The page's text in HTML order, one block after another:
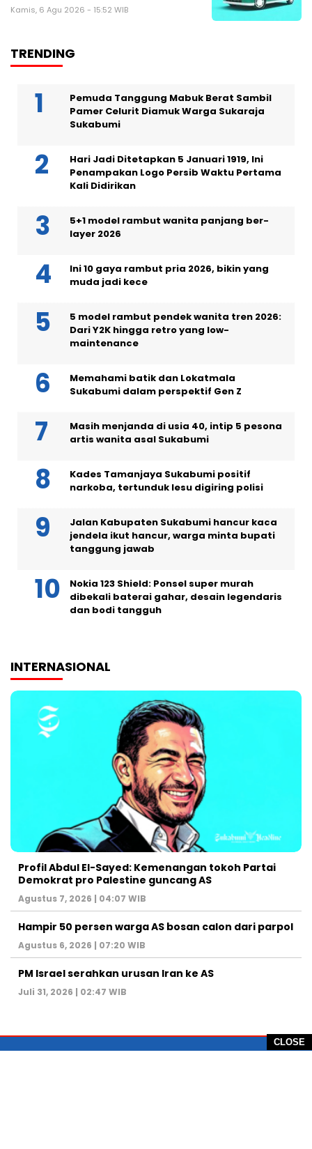
CLOSE
Kamis, 6 Agu 2026 - 15:52 WIB
TRENDING
Pemuda Tanggung Mabuk Berat Sambil
Pamer Celurit Diamuk Warga Sukaraja
Sukabumi
Hari Jadi Ditetapkan 5 Januari 1919, Ini
Penampakan Logo Persib Waktu Pertama
Kali Didirikan
5+1 model rambut wanita panjang ber-
layer 2026
Ini 10 gaya rambut pria 2026, bikin yang
muda jadi kece
5 model rambut pendek wanita tren 2026:
Dari Y2K hingga retro yang low-
maintenance
Memahami batik dan Lokatmala
Sukabumi dalam perspektif Gen Z
Masih menjanda di usia 40, intip 5 pesona
artis wanita asal Sukabumi
Kades Tamanjaya Sukabumi positif
narkoba, tertunduk lesu digiring polisi
Jalan Kabupaten Sukabumi hancur kaca
jendela ikut hancur, warga minta bupati
tanggung jawab
Nokia 123 Shield: Ponsel super murah
dibekali baterai gahar, desain legendaris
dan bodi tangguh
INTERNASIONAL
Profil Abdul El-Sayed: Kemenangan tokoh Partai
Demokrat pro Palestine guncang AS
Agustus 7, 2026 | 04:07 WIB
Hampir 50 persen warga AS bosan calon dari parpol
Agustus 6, 2026 | 07:20 WIB
PM Israel serahkan urusan Iran ke AS
Juli 31, 2026 | 02:47 WIB